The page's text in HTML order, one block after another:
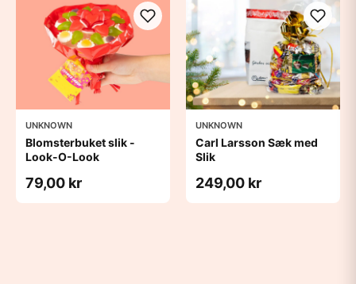
UNKNOWN
Blomsterbuket slik -
Look-O-Look
79,00 kr
UNKNOWN
Carl Larsson Sæk med
Slik
249,00 kr